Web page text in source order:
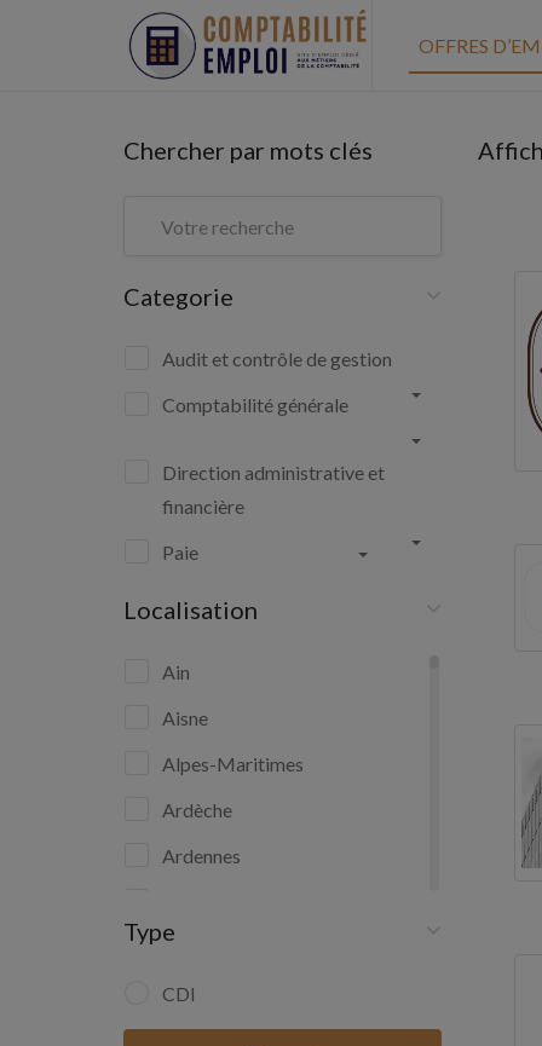
OFFRES
Chercher par mots clés
Categorie
Audit et contrôle de gestion
Comptabilité générale
Direction administrative et
financière
Paie
Localisation
Ain
Aisne
Alpes-Maritimes
Ardèche
Ardennes
Aube
Aude
Type
CDI